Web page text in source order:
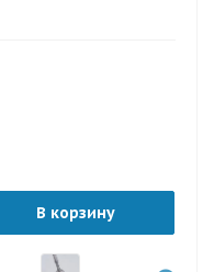
В корзину